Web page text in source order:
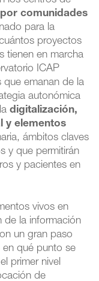
comunidades
para la
proyectos
tienen en marcha
ICAP
que emanan de la
autonómica
ladigitalización,
y elementos
ámbitos claves
y que permitirán
y pacientes en
vivos en
de la información
un gran paso
en qué punto se
primer nivel
de